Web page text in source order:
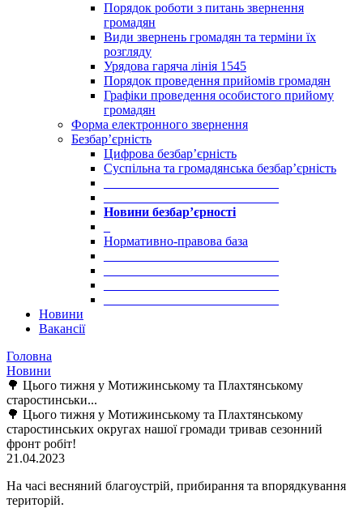
Порядок роботи з питань звернення
громадян
Види звернень громадян та терміни їх
розгляду
Урядова гаряча лінія 1545
Порядок проведення прийомів громадян
Графіки проведення особистого прийому
громадян
Форма електронного звернення
Безбар’єрність
Цифрова безбар’єрність
Суспільна та громадянська безбар’єрність
Новини безбар’єрності
Нормативно-правова база
Новини
Вакансії
Головна
Новини
🌳 Цього тижня у Мотижинському та Плахтянському
старостинськи...
🌳 Цього тижня у Мотижинському та Плахтянському
старостинських округах нашої громади тривав сезонний
фронт робіт!
21.04.2023
На часі весняний благоустрій, прибирання та впорядкування
територій.